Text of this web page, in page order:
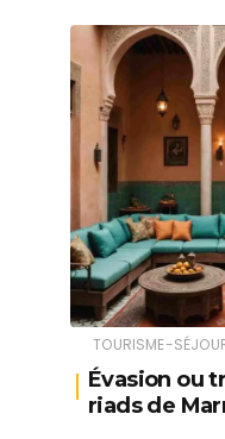
TOURISME-
Évasion ou
riads de